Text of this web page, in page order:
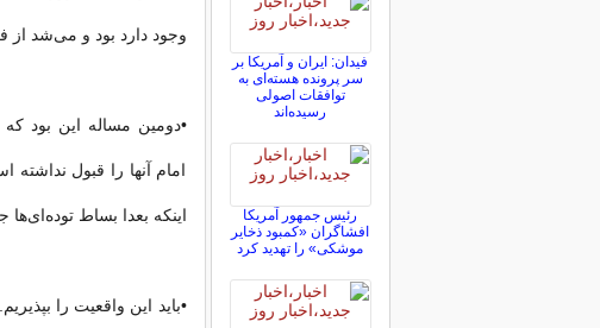
وجود دارد بود و می‌شد از
•دومین مساله این بود
امام آنها را قبول
اینکه بعدا بساط توده‌ای‌ها
•باید این واقعیت را
فیدان: ایران و آمریکا بر
سر پرونده هسته‌ای به
توافقات اصولی
رسیده‌اند
رئیس جمهور آمریکا
افشاگران «کمبود ذخایر
موشکی» را تهدید کرد